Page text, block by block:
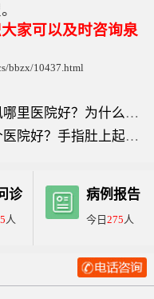
家可以及时咨询泉
bbzx/10437.html
为什么腿上有白点越来越多？
指肚上起了白色的小块？
诊
人
病例报告
今日275人